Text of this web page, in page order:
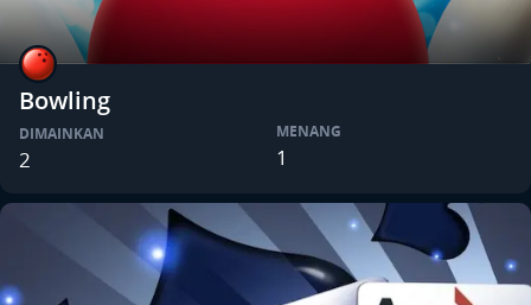
Bowling
DIMAINKAN
2
MENANG
1